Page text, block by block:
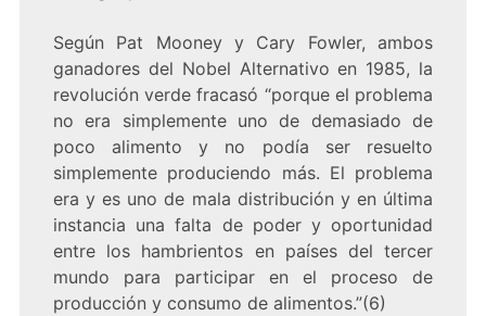
Según Pat Mooney y Cary Fowler, ambos
ganadores del Nobel Alternativo en 1985, la
revolución verde fracasó “porque el problema
no era simplemente uno de demasiado de
poco alimento y no podía ser resuelto
simplemente produciendo más. El problema
era y es uno de mala distribución y en última
instancia una falta de poder y oportunidad
entre los hambrientos en países del tercer
mundo para participar en el proceso de
producción y consumo de alimentos.”(6)